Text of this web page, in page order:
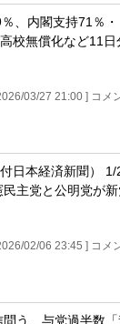
、内閣支持71％・
校無償化など11日
03/27 21:00 ] コメ
日本経済新聞） 1/
主党と公明党が
02/06 23:45 ] コメ
う、与党過半数「